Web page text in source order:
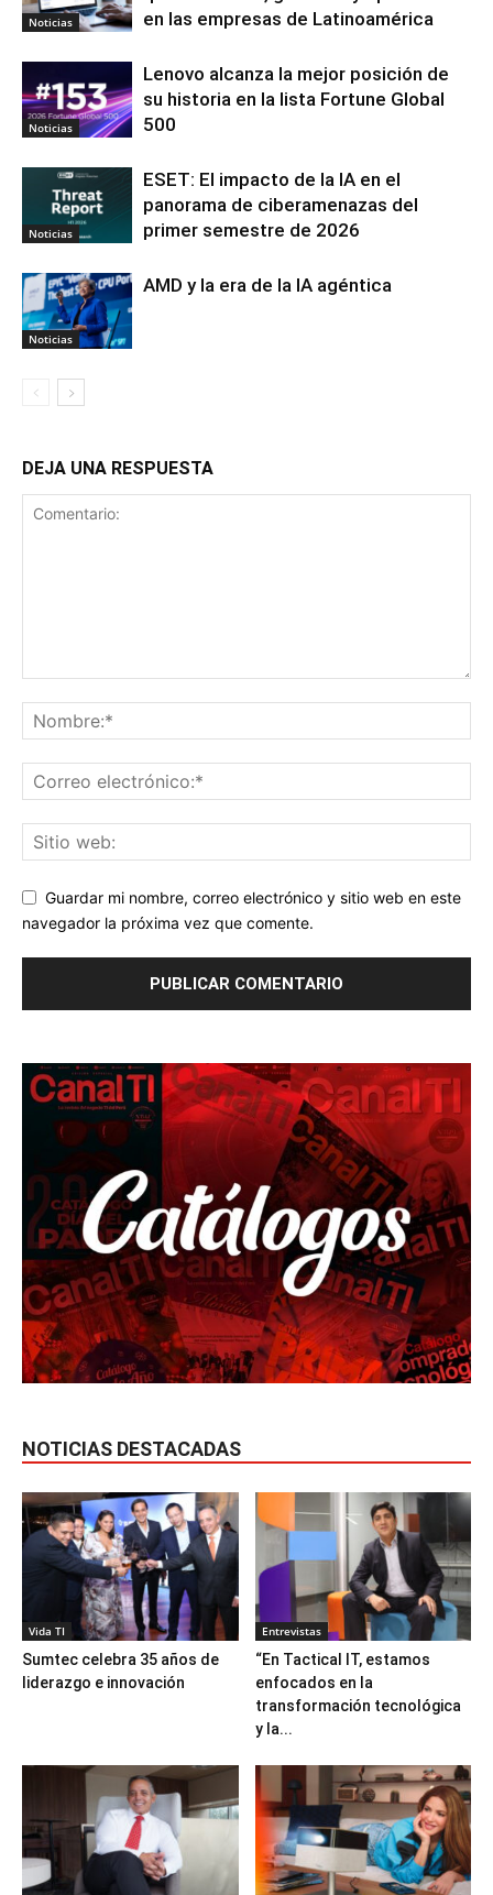
Noticias
en las empresas de Latinoamérica
Noticias
Lenovo alcanza la mejor posición de
su historia en la lista Fortune Global
500
Noticias
ESET: El impacto de la IA en el
panorama de ciberamenazas del
primer semestre de 2026
Noticias
AMD y la era de la IA agéntica
DEJA UNA RESPUESTA
Guardar mi nombre, correo electrónico y sitio web en este
navegador la próxima vez que comente.
NOTICIAS DESTACADAS
Vida TI
Sumtec celebra 35 años de
liderazgo e innovación
Entrevistas
“En Tactical IT, estamos
enfocados en la
transformación tecnológica
y la...